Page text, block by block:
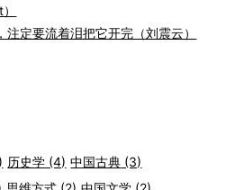
定要流着泪把它开完（刘震云）
历史学 (4) 中国古典 (3)